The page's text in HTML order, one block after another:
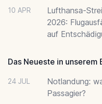
10 APR
Lufthansa-
2026:
auf
Das Neueste in unserem
24 JUL
Notlandung:
Passagier?